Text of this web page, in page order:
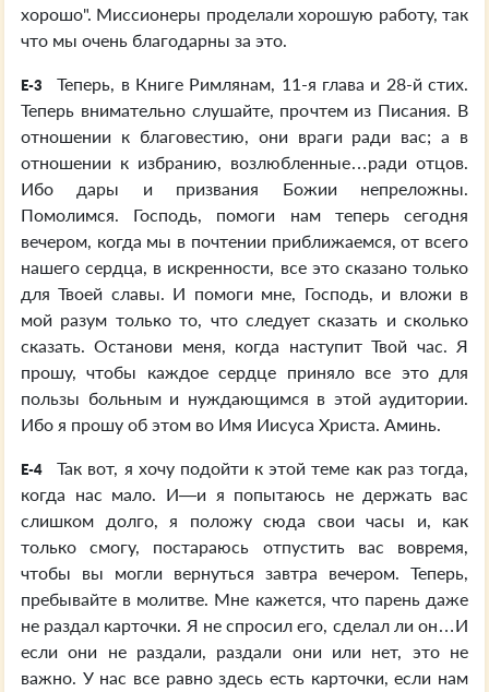
хорошо". Миссионеры проделали хорошую работу, так
что мы очень благодарны за это.
E-3
Теперь, в Книге Римлянам, 11-я глава и 28-й стих.
Теперь внимательно слушайте, прочтем из Писания. В
отношении к благовестию, они враги ради вас; а в
отношении к избранию, возлюбленные…ради отцов.
Ибо дары и призвания Божии непреложны.
Помолимся. Господь, помоги нам теперь сегодня
вечером, когда мы в почтении приближаемся, от всего
нашего сердца, в искренности, все это сказано только
для Твоей славы. И помоги мне, Господь, и вложи в
мой разум только то, что следует сказать и сколько
сказать. Останови меня, когда наступит Твой час. Я
прошу, чтобы каждое сердце приняло все это для
пользы больным и нуждающимся в этой аудитории.
Ибо я прошу об этом во Имя Иисуса Христа. Аминь.
E-4
Так вот, я хочу подойти к этой теме как раз тогда,
когда нас мало. И—и я попытаюсь не держать вас
слишком долго, я положу сюда свои часы и, как
только смогу, постараюсь отпустить вас вовремя,
чтобы вы могли вернуться завтра вечером. Теперь,
пребывайте в молитве. Мне кажется, что парень даже
не раздал карточки. Я не спросил его, сделал ли он…И
если они не раздали, раздали они или нет, это не
важно. У нас все равно здесь есть карточки, если нам